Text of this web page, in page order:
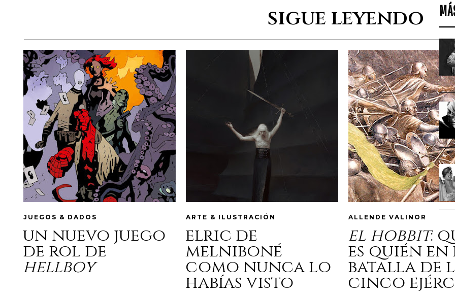
sigue leyendo
JUEGOS & DADOS
un nuevo juego
de rol de
hellboy
ARTE & ILUSTRACIÓN
elric de
melniboné
como nunca lo
habías visto
ALLENDE VALINOR
el hobbit:
es quién
batalla de
cinco